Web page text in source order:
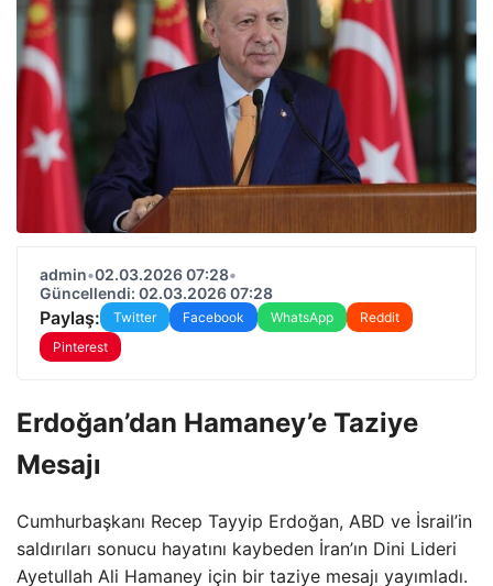
admin•02.03.2026 07:28•
Güncellendi: 02.03.2026 07:28
Paylaş: Twitter Facebook WhatsApp
Reddit
Pinterest
Erdoğan’dan Hamaney’e Taziye
Mesajı
Cumhurbaşkanı Recep Tayyip Erdoğan, ABD ve İsrail’in
saldırıları sonucu hayatını kaybeden İran’ın Dini Lideri
Ayetullah Ali Hamaney için bir taziye mesajı yayımladı.